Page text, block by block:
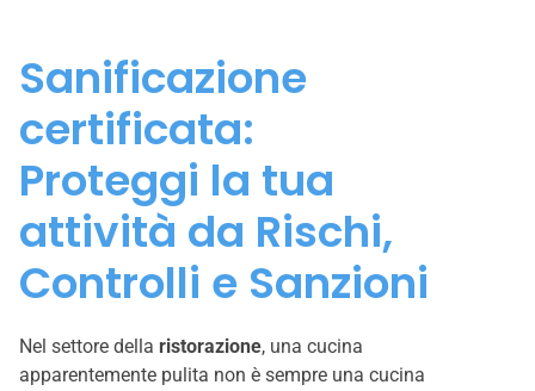
Sanificazione
certificata:
Proteggi la tua
attività da Rischi,
Controlli e Sanzioni
Nel settore della ristorazione, una cucina
apparentemente pulita non è sempre una cucina